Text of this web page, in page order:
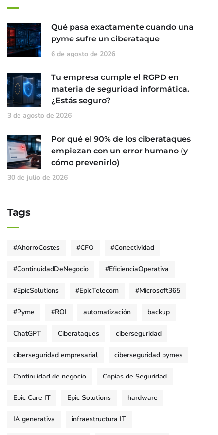
Qué pasa exactamente cuando una
pyme sufre un ciberataque
6 de agosto de 2026
Tu empresa cumple el RGPD en
materia de seguridad informática.
¿Estás seguro?
3 de agosto de 2026
Por qué el 90% de los ciberataques
empiezan con un error humano (y
cómo prevenirlo)
30 de julio de 2026
Tags
#AhorroCostes #CFO #Conectividad
#ContinuidadDeNegocio #EficienciaOperativa
#EpicSolutions #EpicTelecom #Microsoft365
#Pyme #ROI automatización backup
ChatGPT Ciberataques ciberseguridad
ciberseguridad empresarial ciberseguridad pymes
Continuidad de negocio Copias de Seguridad
Epic Care IT Epic Solutions hardware
IA generativa infraestructura IT